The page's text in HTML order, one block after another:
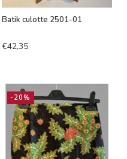
Batik culotte 2501-01
€42,35
-20%